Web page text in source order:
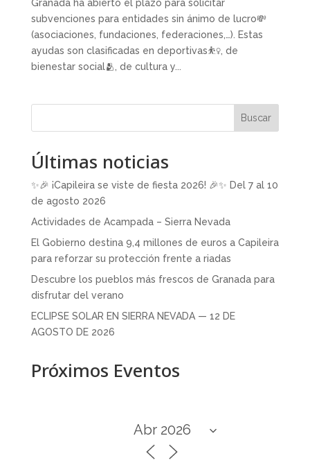
Granada ha abierto el plazo para solicitar
subvenciones para entidades sin ánimo de lucro💸
(asociaciones, fundaciones, federaciones,…). Estas
ayudas son clasificadas en deportivas⛹️‍♀️, de
bienestar social🫂, de cultura y...
Buscar
Últimas noticias
✨🎉 ¡Capileira se viste de fiesta 2026! 🎉✨ Del 7 al 10
de agosto 2026
Actividades de Acampada – Sierra Nevada
El Gobierno destina 9,4 millones de euros a Capileira
para reforzar su protección frente a riadas
Descubre los pueblos más frescos de Granada para
disfrutar del verano
ECLIPSE SOLAR EN SIERRA NEVADA — 12 DE
AGOSTO DE 2026
Próximos Eventos